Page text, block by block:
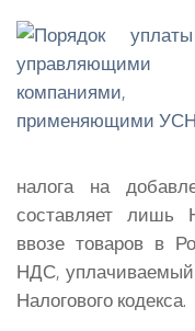
налога на
составляет лишь
ввозе товаров в
НДС, уплачиваемый
Налогового кодекса.